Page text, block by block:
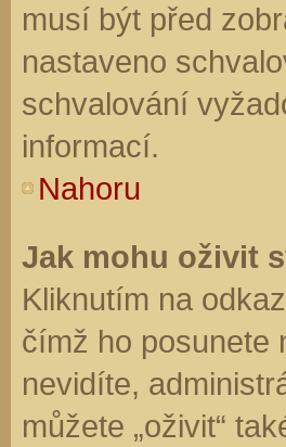
musí být před
nastaveno
schvalování
informací.
Nahoru
Jak mohu oživit
Kliknutím na
čímž ho posunete
nevidíte,
můžete „oživit“